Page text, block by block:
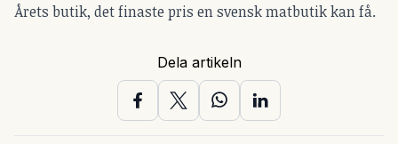
Årets butik, det finaste pris en svensk matbutik kan få.
Dela artikeln